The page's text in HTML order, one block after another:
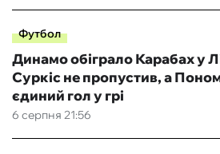
Футбол
6 серпня 21:56
Динамо обіграло Карабах у
Суркіс не пропустив, а
єдиний гол у грі